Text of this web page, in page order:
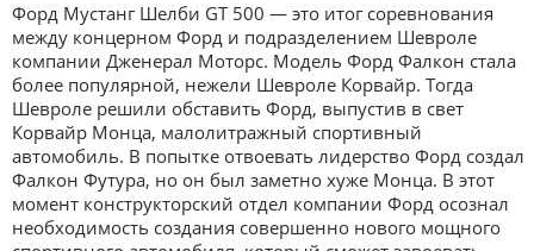
Форд Мустанг Шелби GT 500 — это итог соревнования
между концерном Форд и подразделением Шевроле
компании Дженерал Моторс. Модель Форд Фалкон стала
более популярной, нежели Шевроле Корвайр. Тогда
Шевроле решили обставить Форд, выпустив в свет
Корвайр Монца, малолитражный спортивный
автомобиль. В попытке отвоевать лидерство Форд создал
Фалкон Футура, но он был заметно хуже Монца. В этот
момент конструкторский отдел компании Форд осознал
необходимость создания совершенно нового мощного